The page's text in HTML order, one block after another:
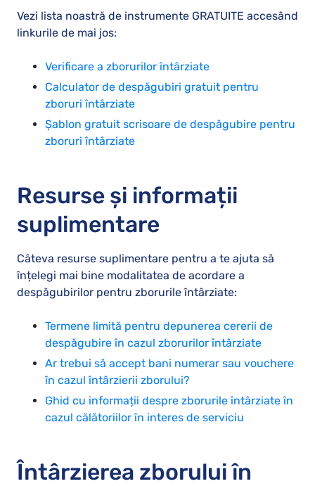
Vezi lista noastră de instrumente GRATUITE accesând
linkurile de mai jos:
Verificare a zborurilor întârziate
Calculator de despăgubiri gratuit pentru
zboruri întârziate
Șablon gratuit scrisoare de despăgubire pentru
zboruri întârziate
Resurse și informații
suplimentare
Câteva resurse suplimentare pentru a te ajuta să
înțelegi mai bine modalitatea de acordare a
despăgubirilor pentru zborurile întârziate:
Termene limită pentru depunerea cererii de
despăgubire în cazul zborurilor întârziate
Ar trebui să accept bani numerar sau vouchere
în cazul întârzierii zborului?
Ghid cu informații despre zborurile întârziate în
cazul călătoriilor în interes de serviciu
Întârzierea zborului în